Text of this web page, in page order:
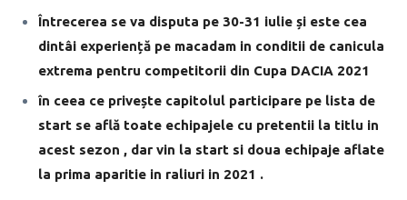
Întrecerea se va disputa pe 30-31 iulie și este cea
dintâi experiență pe macadam in conditii de canicula
extrema pentru competitorii din Cupa DACIA 2021
în ceea ce privește capitolul participare pe lista de
start se află toate echipajele cu pretentii la titlu in
acest sezon , dar vin la start si doua echipaje aflate
la prima aparitie in raliuri in 2021 .